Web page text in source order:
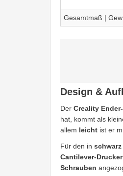
Gesamtmaß |
Design &
Der Creality
hat, kommt als
allem leicht ist er
Für den in schwarz
Cantilever-Drucker
Schrauben